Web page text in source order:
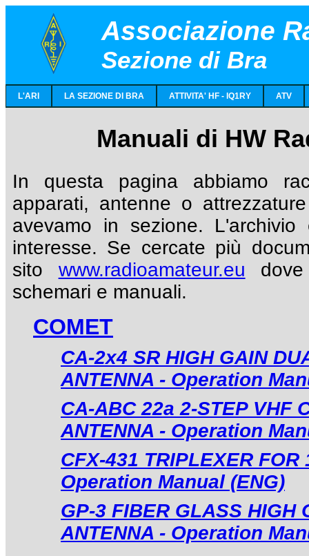
Associazione
Sezione di Bra
L'ARI LA SEZIONE DI BRA ATTIVITA' HF - IQ1RY ATV
Manuali di HW
In questa pagina abbiamo
apparati, antenne o
avevamo in sezione.
interesse. Se cercate più
sito www.radioamateur.eu dove
schemari e manuali.
COMET
CA-2x4 SR HIGH GAIN
ANTENNA - Operation
CA-ABC 22a 2-STEP VHF
ANTENNA - Operation
CFX-431 TRIPLEXER
Operation Manual (ENG)
GP-3 FIBER GLASS HIGH
ANTENNA - Operation